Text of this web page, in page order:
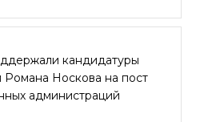
кандидатуры
Носкова на пост
администраций